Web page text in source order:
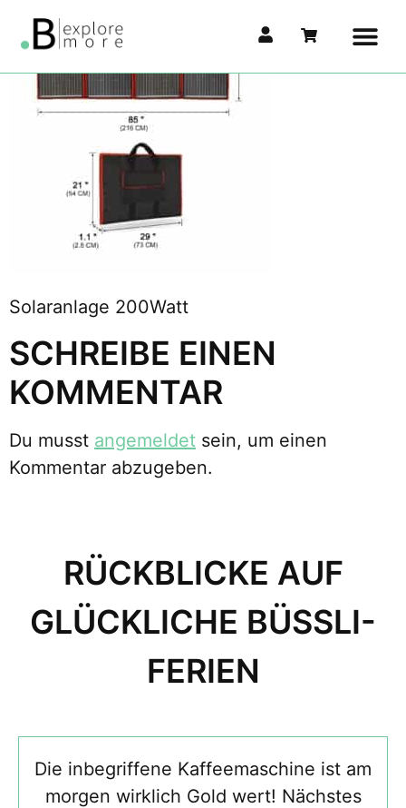
Solaranlage 200Watt
SCHREIBE EINEN
KOMMENTAR
Du musst angemeldet sein, um einen
Kommentar abzugeben.
RÜCKBLICKE AUF
GLÜCKLICHE BÜSSLI-
FERIEN
Die inbegriffene Kaffeemaschine ist am
morgen wirklich Gold wert! Nächstes